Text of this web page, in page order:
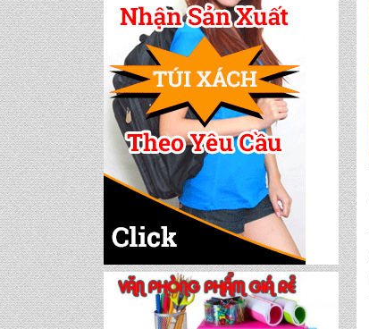
CẶP HỌC SINH MS:
TN 5014
CẶP HỌC SINH MS:
TN 5008
CẶP HỌC SINH MS:
TN 5017
CẶP HỌC SINH MS:
TN 5007
CẶP HỌC SINH MS: